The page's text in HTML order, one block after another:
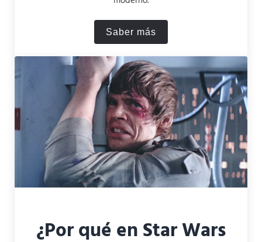
Saber más¿Por qué Star Wars no
¿Por qué en Star Wars